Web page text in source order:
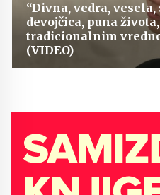
“Divna, vedra,
devojčica, puna
tradicionalnim
(VIDEO)